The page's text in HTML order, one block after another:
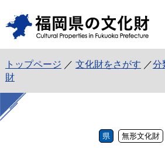
トップページ ／ 文化財をさがす ／分
財
県 無形文化財